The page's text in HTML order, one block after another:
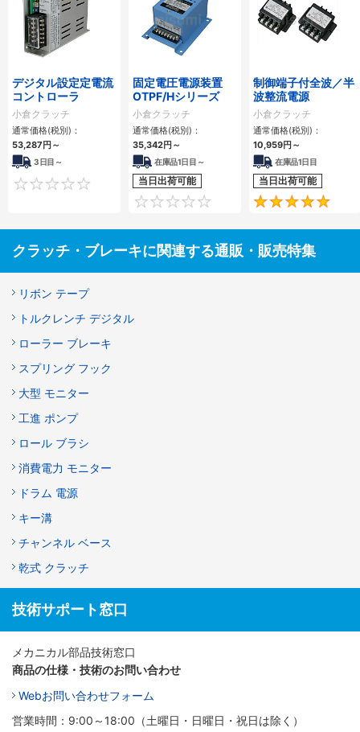
デジタル設定定電流
コントローラ
小倉クラッチ
通常価格(税別)：
53,287 円 ～
3日目～
0
固定電圧電源装置
OTPF/Hシリーズ
小倉クラッチ
通常価格(税別)：
35,342円 ～
在庫品1日目～
当日出荷可能
0
制御端子付全波／半
波整流電源
小倉クラッチ
通常価格(税別)：
10,959円 ～
在庫品1日目
当日出荷可能
クラッチ・ブレーキに関連する通販・販売特集
リボン テープ
トルクレンチ デジタル
ローラー ブレーキ
スプリング フック
大型 モニター
工進 ポンプ
ロール ブラシ
消費電力 モニター
ドラム 電源
キー溝
チャンネル ベース
乾式 クラッチ
技術サポート窓口
メカニカル部品技術窓口
商品の仕様・技術のお問い合わせ
Webお問い合わせフォーム
営業時間：9:00～18:00（土曜日・日曜日・祝日は除く）